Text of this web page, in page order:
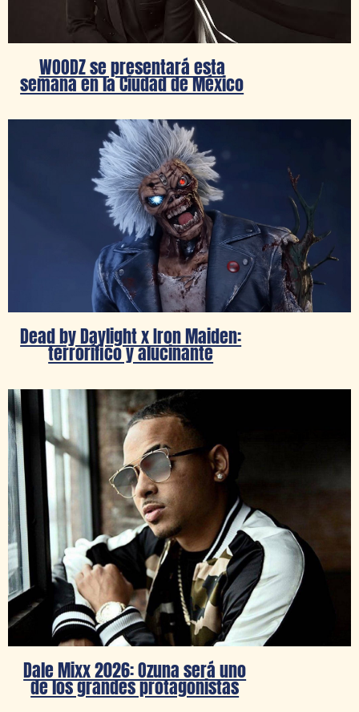
WOODZ se presentará esta
semana en la Ciudad de México
Dead by Daylight x Iron Maiden:
terrorífico y alucinante
Dale Mixx 2026: Ozuna será uno
de los grandes protagonistas